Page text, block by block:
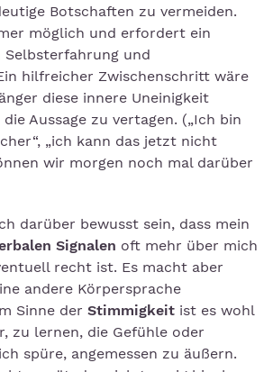
Botschaften zu vermeiden.
möglich und erfordert ein
und
hilfreicher Zwischenschritt wäre
diese innere Uneinigkeit
Aussage zu vertagen. („Ich bin
„ich kann das jetzt nicht
wir morgen noch mal darüber
darüber bewusst sein, dass mein
Signalen oft mehr über mich
recht ist. Es macht aber
andere Körpersprache
Sinne der Stimmigkeit ist es wohl
zu lernen, die Gefühle oder
spüre, angemessen zu äußern.